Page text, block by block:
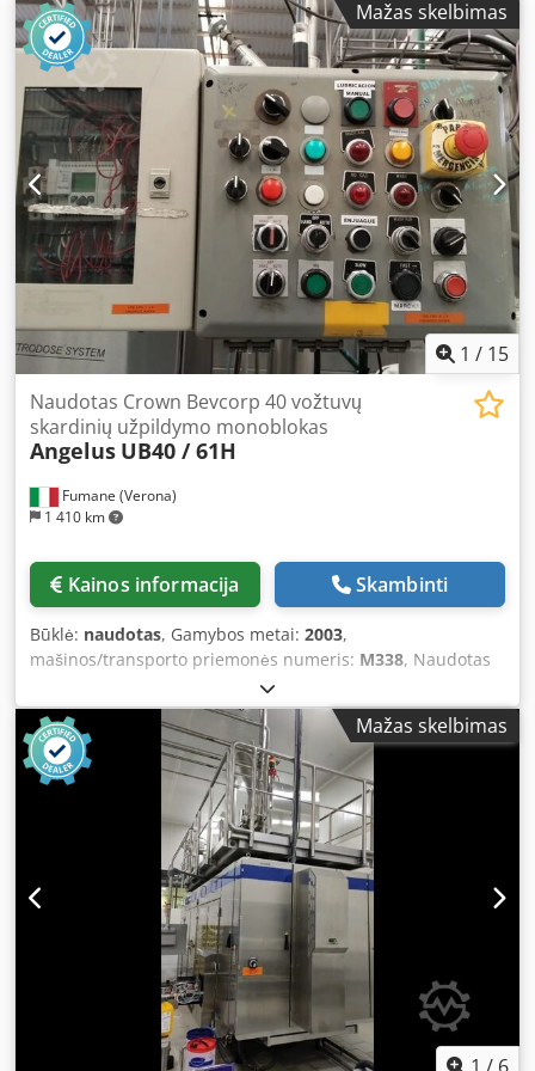
Pralaidumas: 1,3–12000 ml/min Ekrano režimas: LCD
(pasirenkama anglų ir kinų kalba) Valdymo metodas:
lietimui jautrus ekranas + klaviatūra Apsaugos lygis: IP31
Matmenys: 305*232*285 (mm) Siurblio galvutė: YZ35-13
Csdpey S Sfcofx Al Noha Modelis: SG600FC Greicio
diapazonas: 0,1–600 aps./min Įtampa: AC220V arba AC110V
Mažas skelbimas
1 / 15
Fumane (Verona)
1 410 km
Naudotas Crown Bevcorp 40 vožtuvų
skardinių užpildymo monoblokas
Angelus UB40 / 61H
Kainos informacija Skambinti
Būklė: naudotas, Gamybos metai: 2003,
mašinos/transporto priemonės numeris: M338, Naudotas
Crown Bevcorp užpildymo monoblokas su 40
vožtuvųTechninės specifikacijos ir našumo duomenysŠis
naudotas skardinių užpildymo monoblokas sujungia
Bevcorp UB40 rotacinį skardinių užpildytuvą su Angelus
61H dangtelių uždarymo įrenginiu ir užtikrina patikimą
veikimą pramoninėse pakavimo bei gėrimų gamybos
linijose. Sistema sukonfigūruota aliuminio skardinėms ir
tiekiama su įrankiais kelioms skardinių kūno formoms. Tai
puikus sprendimas antrinei rinkai gamyklose, kuriose
patikimumas ir lengva integracija yra esminiai
kriterijai.Užpildytuvo modelis: UB40 rotacinis skardinių
užpildytuvasUžpildymo vožtuvų skaičius: 40Uždarymo
įrenginio modelis: 61HPilnai atnaujintas 2019 m.Talpyklos:
aliuminio skardinės (standartinės ir „sleek“
formos)Dangteliai: 202 skardinių dangteliaiGreitis: iki 20
000 vnt./val.Konfigūruotos skardinių talpos: 12 oz (apie
Mažas skelbimas